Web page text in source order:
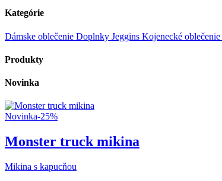
Kategórie
Dámske oblečenie Doplnky Jeggins Kojenecké oblečenie
Produkty
Novinka
Novinka-25%
Monster truck mikina
Mikina s kapucňou